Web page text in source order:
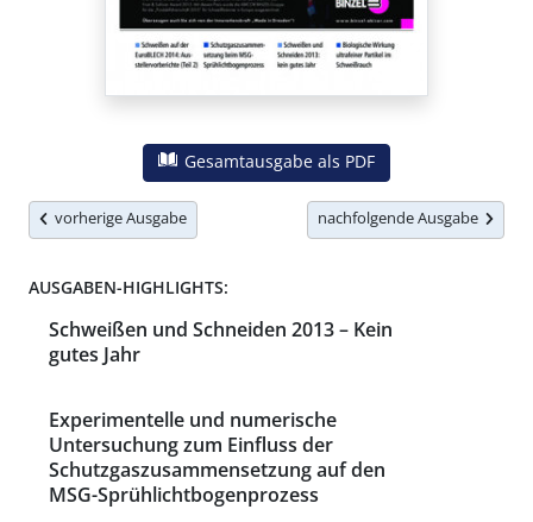
Gesamtausgabe als PDF
vorherige Ausgabe nachfolgende Ausgabe
AUSGABEN-HIGHLIGHTS:
Schweißen und Schneiden 2013 – Kein
gutes Jahr
Experimentelle und numerische
Untersuchung zum Einfluss der
Schutzgaszusammensetzung auf den
MSG-Sprühlichtbogenprozess